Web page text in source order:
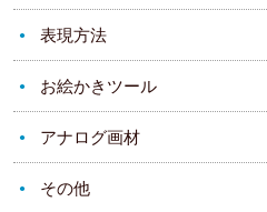
表現方法
お絵かきツール
アナログ画材
その他